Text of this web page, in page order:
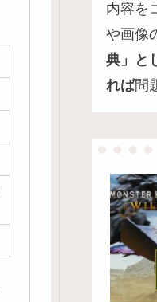
内容を
や画像
典」と
れば問